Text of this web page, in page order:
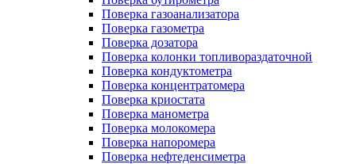
Поверка газоанализатора
Поверка газометра
Поверка дозатора
Поверка колонки топливораздаточной
Поверка кондуктометра
Поверка концентратомера
Поверка криостата
Поверка манометра
Поверка молокомера
Поверка напоромера
Поверка нефтеденсиметра